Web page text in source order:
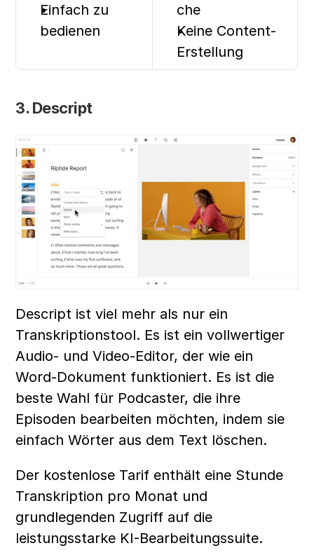
Einfach zu
bedienen
che
Keine Content-
Erstellung
3. Descript
Descript ist viel mehr als nur ein
Transkriptionstool. Es ist ein vollwertiger
Audio- und Video-Editor, der wie ein
Word-Dokument funktioniert. Es ist die
beste Wahl für Podcaster, die ihre
Episoden bearbeiten möchten, indem sie
einfach Wörter aus dem Text löschen.
Der kostenlose Tarif enthält eine Stunde
Transkription pro Monat und
grundlegenden Zugriff auf die
leistungsstarke KI-Bearbeitungssuite.